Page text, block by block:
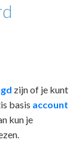
zijn of je kunt
basis account
kun je